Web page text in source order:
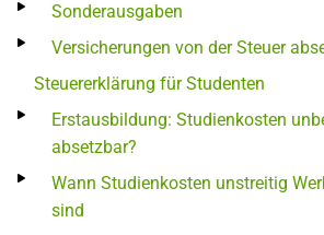
Sonderausgaben
Versicherungen von der Steuer
Steuererklärung für Studenten
Erstausbildung: Studienkosten
absetzbar?
Wann Studienkosten unstreitig
sind